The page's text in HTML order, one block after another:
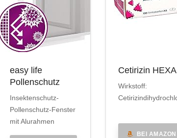
easy life
Pollenschutz
Insektenschutz-
Pollenschutz-Fenster
mit Alurahmen
Cetirizin
Wirkstoff:
BEI AMAZON